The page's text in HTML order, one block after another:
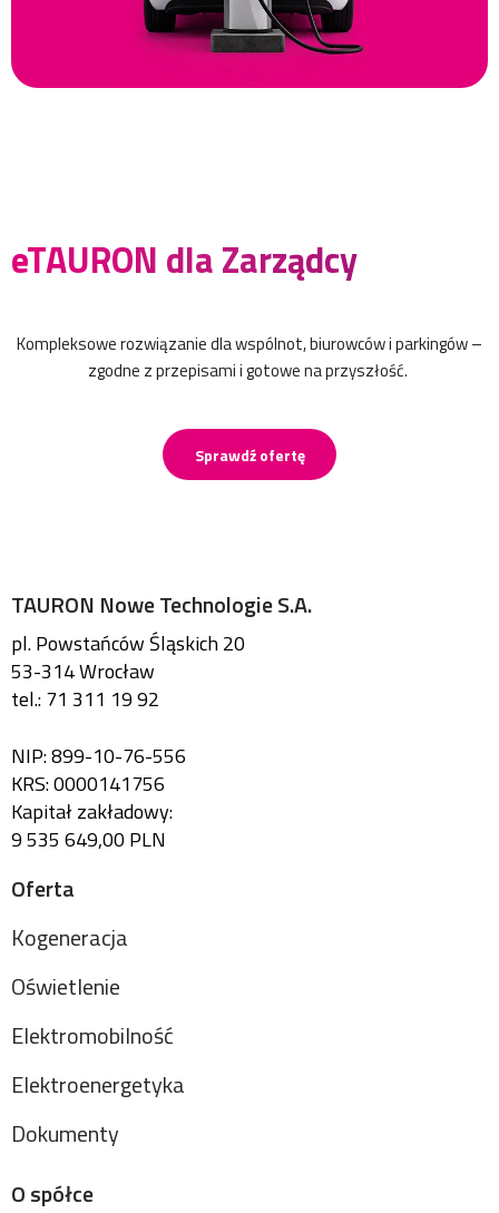
eTAURON dla Zarządcy
Kompleksowe rozwiązanie dla wspólnot, biurowców i parkingów –
zgodne z przepisami i gotowe na przyszłość.
Sprawdź ofertę
TAURON Nowe Technologie S.A.
pl. Powstańców Śląskich 20
53-314 Wrocław
tel.: 71 311 19 92
NIP: 899-10-76-556
KRS: 0000141756
Kapitał zakładowy:
9 535 649,00 PLN
Oferta
Kogeneracja
Oświetlenie
Elektromobilność
Elektroenergetyka
Dokumenty
O spółce